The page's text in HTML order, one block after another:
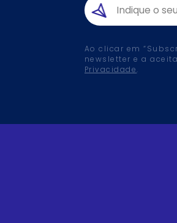
Ao clicar em
newsletter e a
Privacidade.